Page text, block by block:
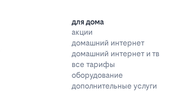
для дома
акции
домашний интернет
домашний интернет и тв
все тарифы
оборудование
дополнительные услуги